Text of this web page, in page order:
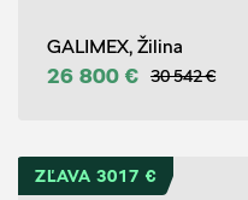
GALIMEX, Žilina
26 800 € 30 542 €
ZĽAVA 3017 €